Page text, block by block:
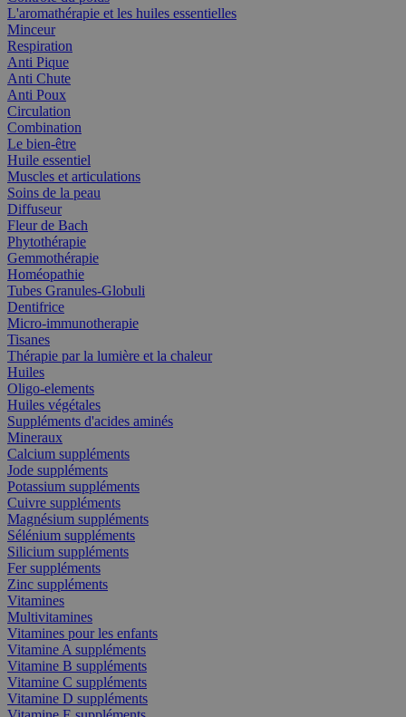
L'aromathérapie et les huiles essentielles
Minceur
Respiration
Anti Pique
Anti Chute
Anti Poux
Circulation
Combination
Le bien-être
Huile essentiel
Muscles et articulations
Soins de la peau
Diffuseur
Fleur de Bach
Phytothérapie
Gemmothérapie
Homéopathie
Tubes Granules-Globuli
Dentifrice
Micro-immunotherapie
Tisanes
Thérapie par la lumière et la chaleur
Huiles
Oligo-elements
Huiles végétales
Suppléments d'acides aminés
Mineraux
Calcium suppléments
Jode suppléments
Potassium suppléments
Cuivre suppléments
Magnésium suppléments
Sélénium suppléments
Silicium suppléments
Fer suppléments
Zinc suppléments
Vitamines
Multivitamines
Vitamines pour les enfants
Vitamine A suppléments
Vitamine B suppléments
Vitamine C suppléments
Vitamine D suppléments